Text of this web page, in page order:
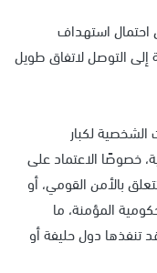
احتمال استهداف
إلى التوصل لاتفاق طويل
لكبار
خصوصًا الاعتماد على
بالأمن القومي، أو
المؤمنة، ما
تنفذها دول حليفة أو